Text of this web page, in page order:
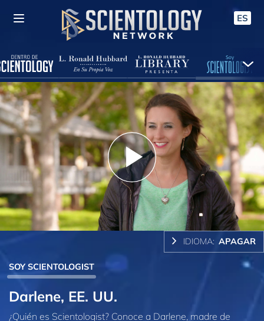
ES
Play
Video
IDIOMA: APAGAR
SOY SCIENTOLOGIST
Darlene, EE. UU.
¿Quién es Scientologist? Conoce a Darlene, madre de